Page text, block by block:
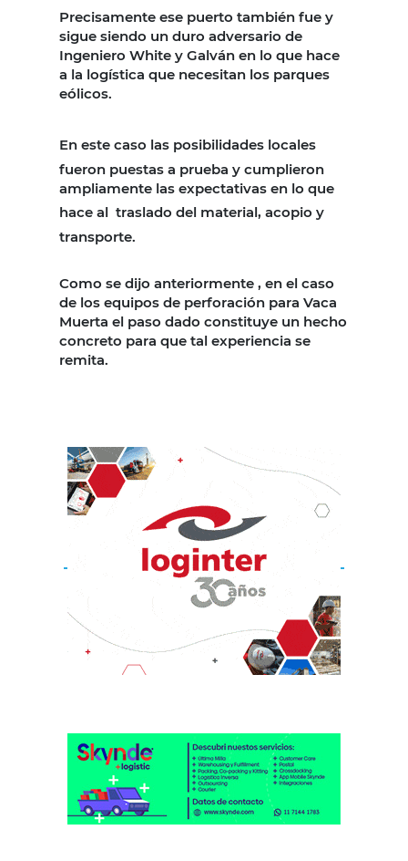
Precisamente ese puerto también fue y
sigue siendo un duro adversario de
Ingeniero White y Galván en lo que hace
a la logística que necesitan los parques
eólicos.
En este caso las posibilidades locales
fueron puestas a prueba y cumplieron
ampliamente las expectativas en lo que
hace al traslado del material, acopio y
transporte.
Como se dijo anteriormente , en el caso
de los equipos de perforación para Vaca
Muerta el paso dado constituye un hecho
concreto para que tal experiencia se
remita.